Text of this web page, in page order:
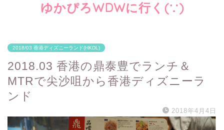
ゆかぴろWDWに行く(∵)
2018/03 香港ディズニーランド(HKDL)
2018.03 香港の鼎泰豊でランチ＆
MTRで尖沙咀から香港ディズニーラ
ンド
2018年4月4日